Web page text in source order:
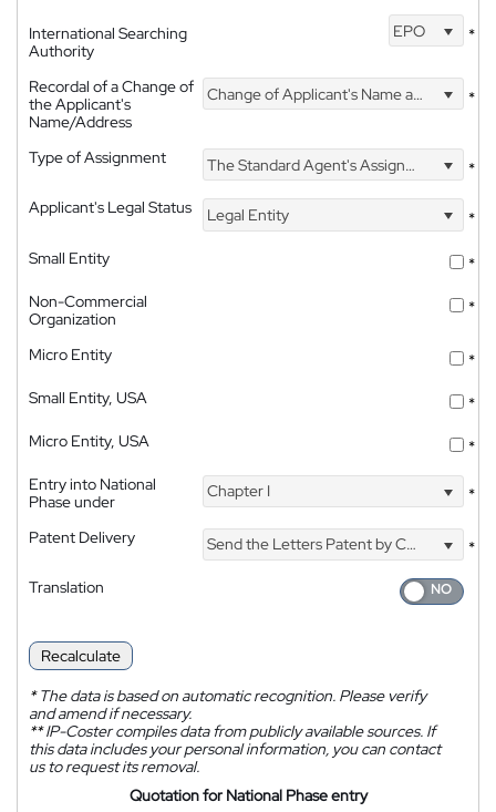
International Searching
Authority
EPO *
Recordal of a Change of
the Applicant's
Name/Address
Change of Applicant's Name and Address *
Type of Assignment The Standard Agent's Assignment
*
Applicant's Legal Status
Legal Entity
*
Small Entity
*
Non-Commercial
Organization
*
Micro Entity
*
Small Entity, USA
*
Micro Entity, USA
*
Entry into National
Phase under
Chapter I *
Patent Delivery Send the Letters Patent by Courier
*
Translation
Recalculate
*The data is based on automatic recognition. Please verify
and amend if necessary.
**IP-Coster compiles data from publicly available sources. If
this data includes your personal information, you can contact
us to request its removal.
Quotation for National Phase entry